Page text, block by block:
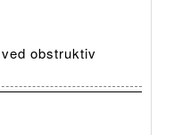
obstruktiv